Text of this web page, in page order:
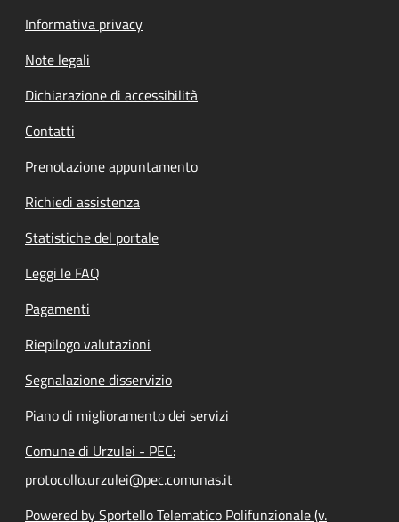
Informativa privacy
Note legali
Dichiarazione di accessibilità
Contatti
Prenotazione appuntamento
Richiedi assistenza
Statistiche del portale
Leggi le FAQ
Pagamenti
Riepilogo valutazioni
Segnalazione disservizio
Piano di miglioramento dei servizi
Comune di Urzulei - PEC:
protocollo.urzulei@pec.comunas.it
Powered by Sportello Telematico Polifunzionale (v.